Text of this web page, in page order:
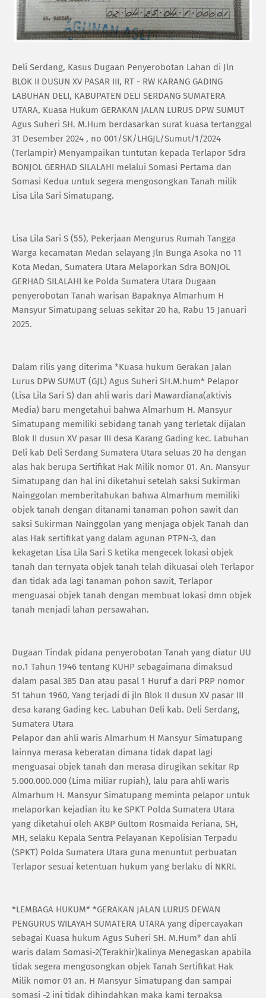
Deli Serdang, Kasus Dugaan Penyerobotan Lahan di Jln
BLOK II DUSUN XV PASAR III, RT - RW KARANG GADING
LABUHAN DELI, KABUPATEN DELI SERDANG SUMATERA
UTARA, Kuasa Hukum GERAKAN JALAN LURUS DPW SUMUT
Agus Suheri SH. M.Hum berdasarkan surat kuasa tertanggal
31 Desember 2024 , no 001/SK/LHGJL/Sumut/1/2024
(Terlampir) Menyampaikan tuntutan kepada Terlapor Sdra
BONJOL GERHAD SILALAHI melalui Somasi Pertama dan
Somasi Kedua untuk segera mengosongkan Tanah milik
Lisa Lila Sari Simatupang.
Lisa Lila Sari S (55), Pekerjaan Mengurus Rumah Tangga
Warga kecamatan Medan selayang Jln Bunga Asoka no 11
Kota Medan, Sumatera Utara Melaporkan Sdra BONJOL
GERHAD SILALAHI ke Polda Sumatera Utara Dugaan
penyerobotan Tanah warisan Bapaknya Almarhum H
Mansyur Simatupang seluas sekitar 20 ha, Rabu 15 Januari
2025.
Dalam rilis yang diterima *Kuasa hukum Gerakan Jalan
Lurus DPW SUMUT (GJL) Agus Suheri SH.M.hum* Pelapor
(Lisa Lila Sari S) dan ahli waris dari Mawardiana(aktivis
Media) baru mengetahui bahwa Almarhum H. Mansyur
Simatupang memiliki sebidang tanah yang terletak dijalan
Blok II dusun XV pasar III desa Karang Gading kec. Labuhan
Deli kab Deli Serdang Sumatera Utara seluas 20 ha dengan
alas hak berupa Sertifikat Hak Milik nomor 01. An. Mansyur
Simatupang dan hal ini diketahui setelah saksi Sukirman
Nainggolan memberitahukan bahwa Almarhum memiliki
objek tanah dengan ditanami tanaman pohon sawit dan
saksi Sukirman Nainggolan yang menjaga objek Tanah dan
alas Hak sertifikat yang dalam agunan PTPN-3, dan
kekagetan Lisa Lila Sari S ketika mengecek lokasi objek
tanah dan ternyata objek tanah telah dikuasai oleh Terlapor
dan tidak ada lagi tanaman pohon sawit, Terlapor
menguasai objek tanah dengan membuat lokasi dmn objek
tanah menjadi lahan persawahan.
Dugaan Tindak pidana penyerobotan Tanah yang diatur UU
no.1 Tahun 1946 tentang KUHP sebagaimana dimaksud
dalam pasal 385 Dan atau pasal 1 Huruf a dari PRP nomor
51 tahun 1960, Yang terjadi di jln Blok II dusun XV pasar III
desa karang Gading kec. Labuhan Deli kab. Deli Serdang,
Sumatera Utara
Pelapor dan ahli waris Almarhum H Mansyur Simatupang
lainnya merasa keberatan dimana tidak dapat lagi
menguasai objek tanah dan merasa dirugikan sekitar Rp
5.000.000.000 (Lima miliar rupiah), lalu para ahli waris
Almarhum H. Mansyur Simatupang meminta pelapor untuk
melaporkan kejadian itu ke SPKT Polda Sumatera Utara
yang diketahui oleh AKBP Gultom Rosmaida Feriana, SH,
MH, selaku Kepala Sentra Pelayanan Kepolisian Terpadu
(SPKT) Polda Sumatera Utara guna menuntut perbuatan
Terlapor sesuai ketentuan hukum yang berlaku di NKRI.
*LEMBAGA HUKUM* *GERAKAN JALAN LURUS DEWAN
PENGURUS WILAYAH SUMATERA UTARA yang dipercayakan
sebagai Kuasa hukum Agus Suheri SH. M.Hum* dan ahli
waris dalam Somasi-2(Terakhir)kalinya Menegaskan apabila
tidak segera mengosongkan objek Tanah Sertifikat Hak
Milik nomor 01 an. H Mansyur Simatupang dan sampai
somasi -2 ini tidak dihindahkan maka kami terpaksa